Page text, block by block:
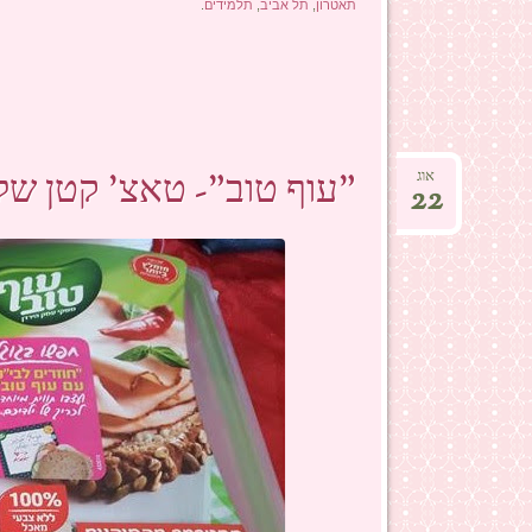
תאטרון תל אביב, תלמידים
"עוף טוב"- טאצ' קטן אוג
22